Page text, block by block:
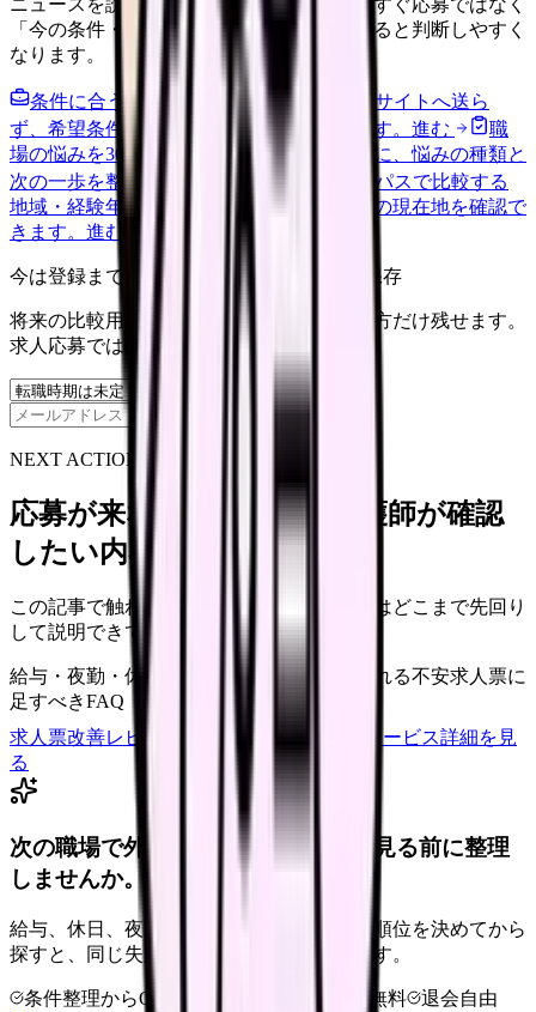
ニュースを読んで不安が強くなった時は、すぐ応募ではなく
「今の条件・他の選択肢・相談先」を分けると判断しやすく
なります。
条件に合う求人通知を受け取る
外部転職サイトへ送ら
ず、希望条件と転職時期を自社で預かります。 進む
職
場の悩みを30秒で診断
辞めるべきか迷う前に、悩みの種類と
次の一歩を整理します。
進む
給料コンパスで比較する
地域・経験年数・施設形態から、今の給料の現在地を確認で
きます。 進む
今は登録までしない人向け: 希望条件だけ保存
将来の比較用に、転職時期と気になる働き方だけ残せます。
求人応募ではありません。
保存
NEXT ACTION FOR CLINICS
応募が来ない求人票を、看護師が確認
したい内容に直せます
この記事で触れた不安を、自院の求人票ではどこまで先回り
して説明できていますか？
給与・夜勤・休日の見せ方 応募前に離脱される不安求人票に
足すべきFAQ
求人票改善レビューの見積もりを依頼
サービス詳細を見
る
次の職場で外せない条件を、求人を見る前に整理
しませんか。
給与、休日、夜勤、通勤、人間関係。優先順位を決めてから
探すと、同じ失敗を繰り返しにくくなります。
条件整理からOK 完全無料
退会自由